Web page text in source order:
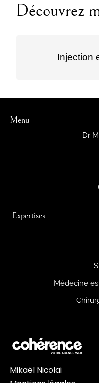
Découvrez
Injection
Expertises
Médecine
Menu
Dr
Mikaël Nicolaï